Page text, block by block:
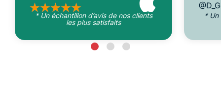
* Un échantillon d’avis de nos clients
les plus satisfaits
* Un